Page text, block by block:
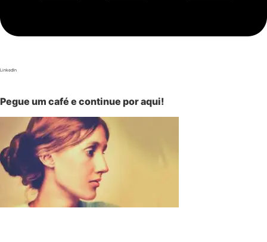
LinkedIn
Pegue um café e continue por aqui!